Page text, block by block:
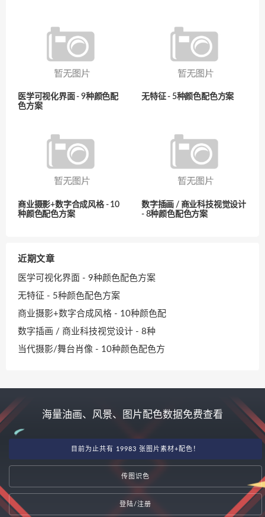
医学可视化界面 - 9种颜色配
色方案
无特征 - 5种颜色配色方案
商业摄影+数字合成风格 - 10
种颜色配色方案
数字插画 / 商业科技视觉设计
- 8种颜色配色方案
近期文章
医学可视化界面 - 9种颜色配色方案
无特征 - 5种颜色配色方案
商业摄影+数字合成风格 - 10种颜色配
数字插画 / 商业科技视觉设计 - 8种
当代摄影/舞台肖像 - 10种颜色配色方
海量油画、风景、图片配色数据免费查看
目前为止共有 19983 张图片素材+配色！
传图识色
登陆/注册